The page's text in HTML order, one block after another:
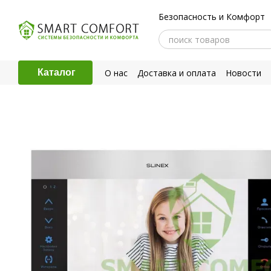
Безопасность и Комфорт
Каталог О нас Доставка и оплата
Новости